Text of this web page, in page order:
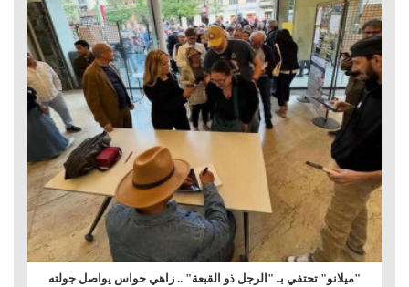
"ميلانو" تحتفي بـ "الرجل ذو القبعة" .. زاهي حواس يواصل جولته